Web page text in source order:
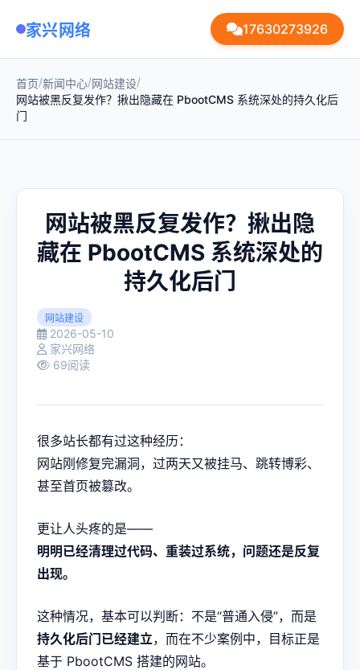
家兴网络 17630273926
首页/新闻中心/网站建设/
网站被黑反复发作？揪出隐藏在 PbootCMS 系统深处的持久化后
门
网站被黑反复发作？揪出隐
藏在 PbootCMS 系统深处的
持久化后门
网站建设
2026-05-10
家兴网络
69阅读
很多站长都有过这种经历：
网站刚修复完漏洞，过两天又被挂马、跳转博彩、
甚至首页被篡改。
更让人头疼的是——
明明已经清理过代码、重装过系统，问题还是反复
出现。
这种情况，基本可以判断：不是“普通入侵”，而是
持久化后门已经建立，而在不少案例中，目标正是
基于 PbootCMS 搭建的网站。